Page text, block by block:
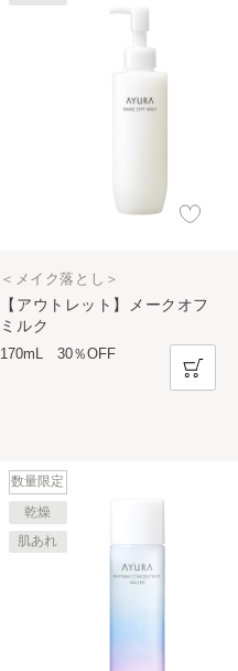
【アウトレット】メークオフ
ミルク
＜メイク落とし＞
170mL 30％OFF
数量限定
乾燥
肌あれ